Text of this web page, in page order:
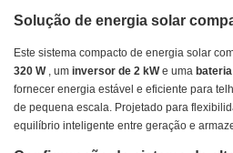
Solução de energia solar
Este sistema compacto de energia solar
320 W, um inversor de 2 kWe uma
fornecer energia estável e eficiente para
de pequena escala. Projetado para
equilíbrio inteligente entre geração e